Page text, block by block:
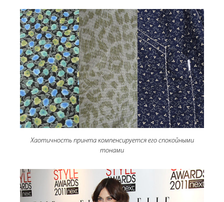
Хаотичность принта компенсируется его спокойными
тонами